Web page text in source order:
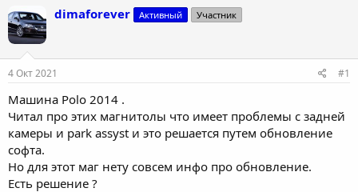
т
о
р
е
м
ы
т
л
dimaforever Активный Участник
4 Окт 2021 #1
Машина Polo 2014 .
Читал про этих магнитолы что имеет проблемы с задней
камеры и park assyst и это решается путем обновление
софта.
Но для этот маг нету совсем инфо про обновление.
Есть решение ?